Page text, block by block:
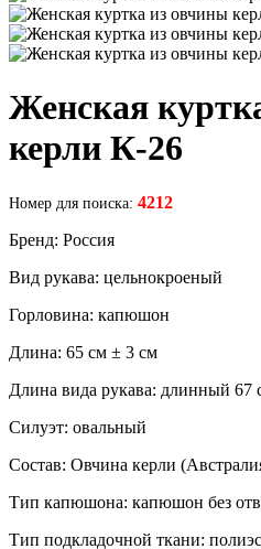
Женская
керли К-26
Номер для поиска: 4212
Бренд: Россия
Вид рукава: цельнокроеный
Горловина: капюшон
Длина: 65 см ± 3 см
Длина вида рукава: длинный 67
Силуэт: овальный
Состав: Овчина керли
Тип капюшона: капюшон без
Тип подкладочной ткани: